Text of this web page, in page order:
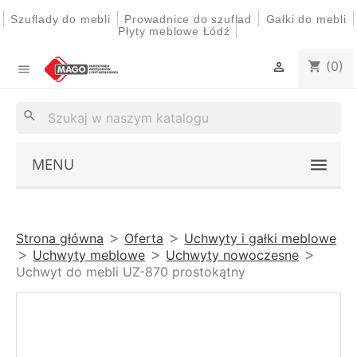
Szuflady do mebli Prowadnice do szuflad Gałki do mebli
Płyty meblowe Łódź
 shopping_cart (0)

search
MENU
Strona główna Oferta
Uchwyty i gałki meblowe
Uchwyty meblowe
Uchwyty nowoczesne
Uchwyt do mebli UZ-870 prostokątny